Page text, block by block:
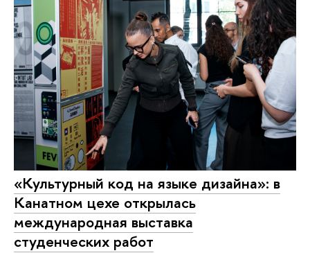
«Культурный код на языке дизайна»: в
Канатном цехе открылась
международная выставка
студенческих работ